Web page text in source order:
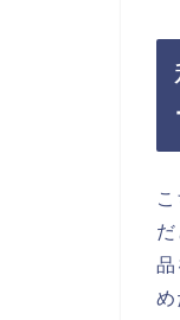
品
め